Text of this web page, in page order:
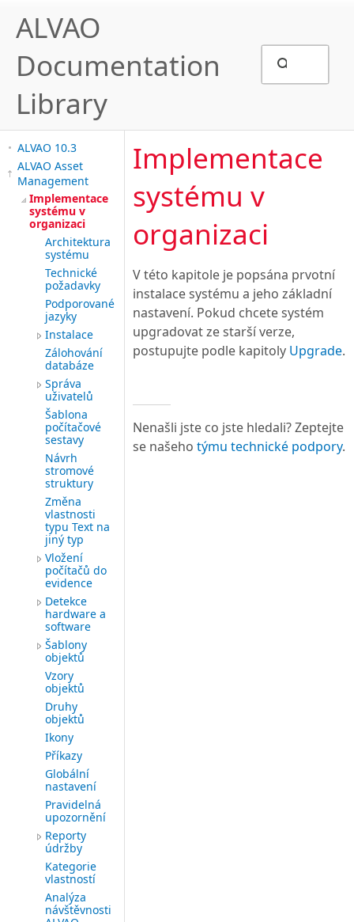
ALVAO
Documentation
Library
ALVAO 10.3
ALVAO Asset
Management
Implementace
systému v
organizaci
Architektura
systému
Technické
požadavky
Podporované
jazyky
Instalace
Zálohování
databáze
Správa
uživatelů
Šablona
počítačové
sestavy
Návrh
stromové
struktury
Změna
vlastnosti
typu Text na
jiný typ
Vložení
počítačů do
evidence
Detekce
hardware a
software
Šablony
objektů
Vzory
objektů
Druhy
objektů
Ikony
Příkazy
Globální
nastavení
Pravidelná
upozornění
Reporty
údržby
Kategorie
vlastností
Analýza
návštěvnosti
Implementace
systému v
organizaci
V této kapitole je popsána prvotní
instalace systému a jeho základní
nastavení. Pokud chcete systém
upgradovat ze starší verze,
postupujte podle kapitoly Upgrade.
Nenašli jste co jste hledali? Zeptejte
se našeho týmu technické podpory.